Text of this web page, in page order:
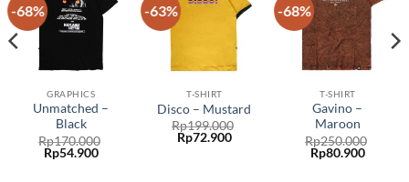
-68%
Add to
wishlist
GRAPHICS
Unmatched –
Black
Rp170.000
Rp54.900
-63%
Add to
wishlist
T-SHIRT
Disco – Mustard
Rp199.000
Rp72.900
-68%
Add to
wishlist
T-SHIRT
Gavino –
Maroon
Rp250.000
Rp80.900